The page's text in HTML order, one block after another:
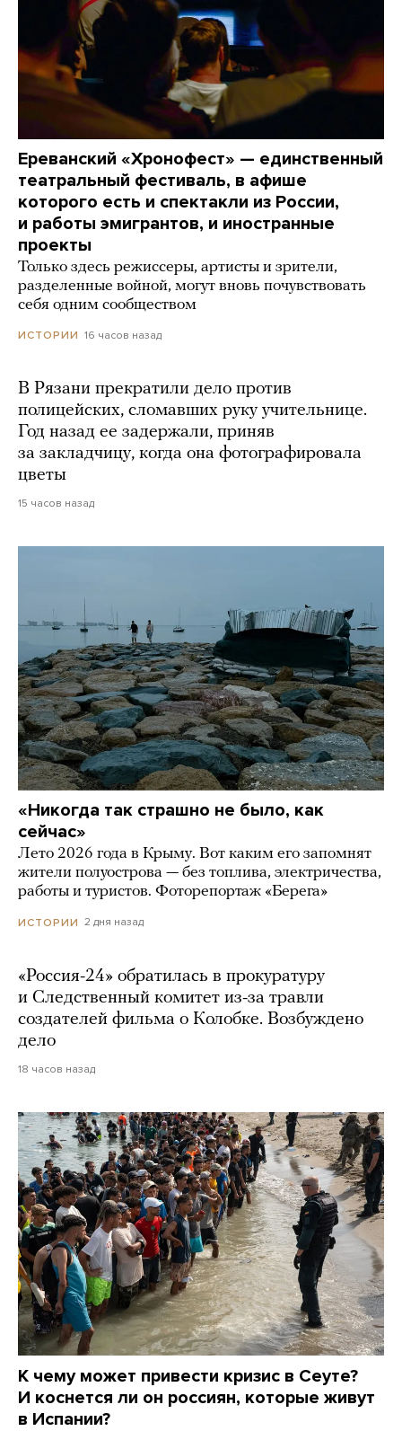
Ереванский «Хронофест» — единственный
театральный фестиваль, в афише
которого есть и спектакли из России,
и работы эмигрантов, и иностранные
проекты
Только здесь режиссеры, артисты и зрители,
разделенные войной, могут вновь почувствовать
себя одним сообществом
ИСТОРИИ 16 часов назад
В Рязани прекратили дело против
полицейских, сломавших руку учительнице.
Год назад ее задержали, приняв
за закладчицу, когда она фотографировала
цветы
15 часов назад
«Никогда так страшно не было, как
сейчас»
Лето 2026 года в Крыму. Вот каким его запомнят
жители полуострова — без топлива, электричества,
работы и туристов. Фоторепортаж «Берега»
ИСТОРИИ 2 дня назад
«Россия-24» обратилась в прокуратуру
и Следственный комитет из-за травли
создателей фильма о Колобке. Возбуждено
дело
18 часов назад
К чему может привести кризис в Сеуте?
И коснется ли он россиян, которые живут
в Испании?